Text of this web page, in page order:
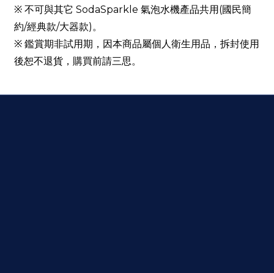
※ 不可與其它 SodaSparkle 氣泡水機產品共用(國民簡
約/經典款/大器款)。
※ 鑑賞期非試用期，因本商品屬個人衛生用品，拆封使用
後恕不退貨，購買前請三思。